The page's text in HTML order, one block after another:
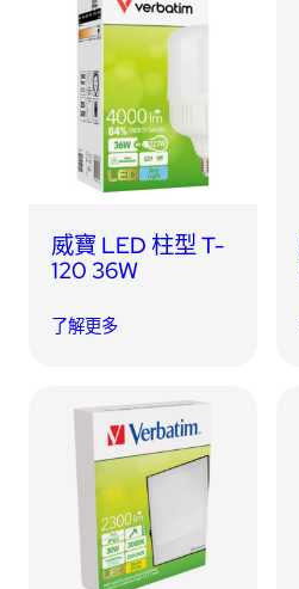
威寶 LED 柱型 T-
120 36W
了解更多